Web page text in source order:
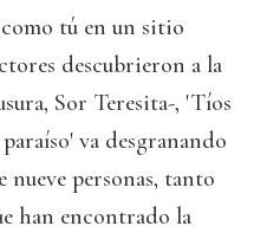
tú en un sitio
descubrieron a la
Sor Teresita-, 'Tíos
va desgranando
personas, tanto
han encontrado la